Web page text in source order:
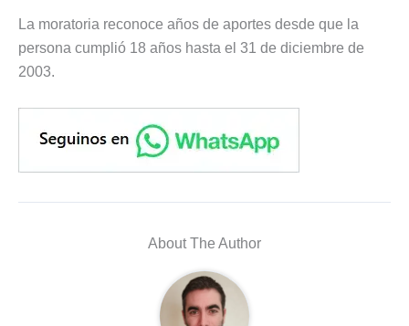
La moratoria reconoce años de aportes desde que la
persona cumplió 18 años hasta el 31 de diciembre de
2003.
About The Author